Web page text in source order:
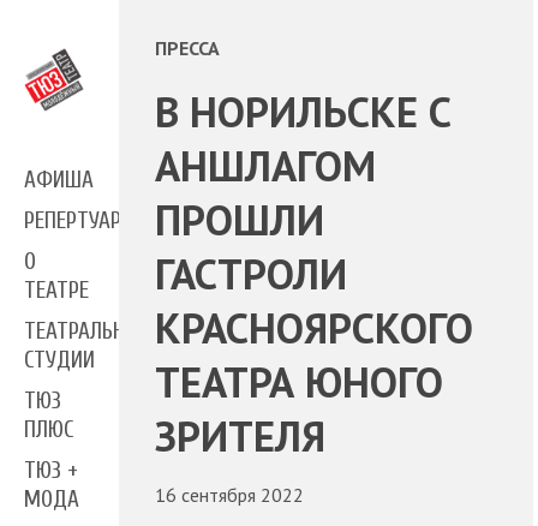
АФИША
РЕПЕРТУАР
О
ТЕАТРЕ
ТЕАТРАЛЬНЫЕ
СТУДИИ
ТЮЗ
ПЛЮС
ТЮЗ +
МОДА
ПРЕССА
В НОРИЛЬСКЕ С
АНШЛАГОМ
ПРОШЛИ
ГАСТРОЛИ
КРАСНОЯРСКОГО
ТЕАТРА ЮНОГО
ЗРИТЕЛЯ
16 сентября 2022